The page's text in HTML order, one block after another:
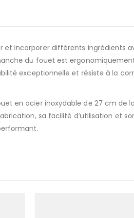
et incorporer différents ingrédients
du fouet est
exceptionnelle et résiste à la
en acier inoxydable de 27 cm de
sa facilité d’utilisation et